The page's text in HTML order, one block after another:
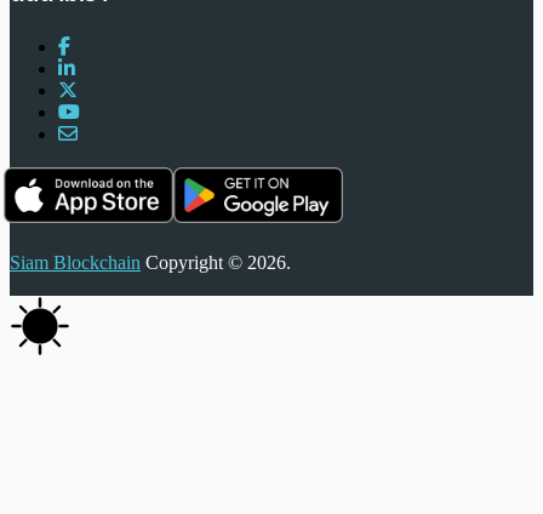
Siam Blockchain Copyright © 2026.